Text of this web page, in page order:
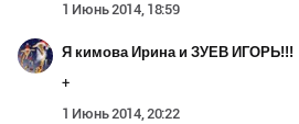
1 Июнь 2014, 18:59
Я кимова Ирина и ЗУЕВ ИГОРЬ!!!
+
1 Июнь 2014, 20:22